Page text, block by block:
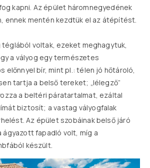
kapni. Az épület háromnegyedének
ennek mentén kezdtük el az átépítést.
téglából voltak, ezeket meghagytuk,
a vályog egy természetes
előnnyel bír, mint pl.: télen jó hőtároló,
tartja a belső tereket; „lélegző”
a beltéri páratartalmat, ezáltal
biztosít; a vastag vályogfalak
Az épület szobáinak belső járó
ágyazott fapadló volt, míg a
készült.